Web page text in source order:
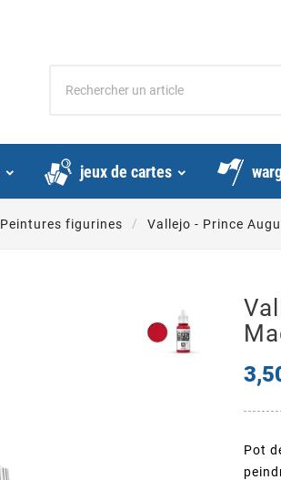
jeux de cartes
Peintures figurines Vallejo - Prince
Pot